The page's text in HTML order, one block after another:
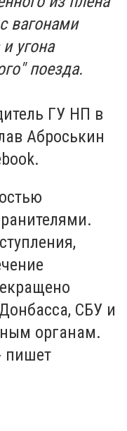
вагонами
угона
поезда.
ГУ НП в
Аброськин
СБУ и
органам.
пишет